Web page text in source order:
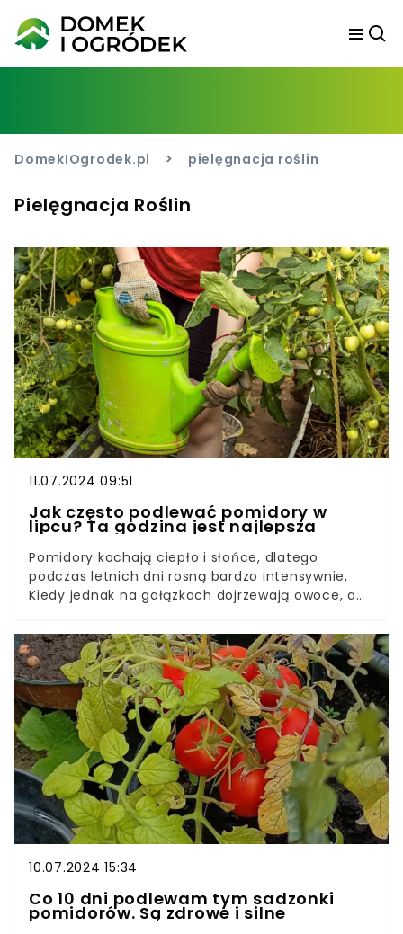
DomekIOgrodek.pl > pielęgnacja roślin
Pielęgnacja Roślin
11.07.2024 09:51
Jak często podlewać pomidory w
lipcu? Ta godzina jest najlepsza
Pomidory kochają ciepło i słońce, dlatego
podczas letnich dni rosną bardzo intensywnie,
Kiedy jednak na gałązkach dojrzewają owoce, a
większe zapotrzebowanie na wodę.Czy jednak
wystarczy polać wodą rośliny z konewki? Aby
krzaczki rosły zdrowo i obficie plonowały, warto
poznać tajniki podlewania pomidorów. Rąbka
tajemnicy uchylić doświadczony ogrodnik, który
podpowiedział, jak prawidłowo nawadniać
warzywa.
10.07.2024 15:34
Co 10 dni podlewam tym sadzonki
pomidorów. Są zdrowe i silne